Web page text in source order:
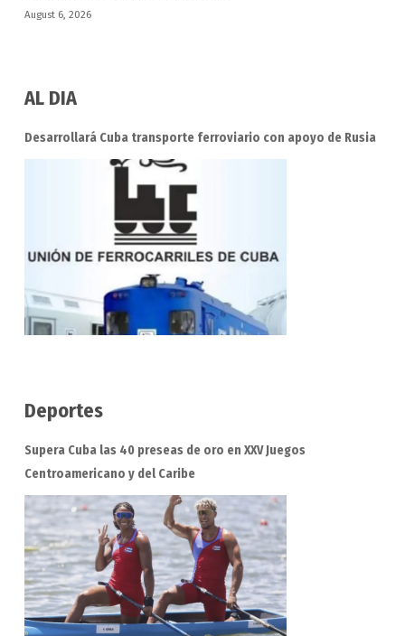
August 6, 2026
AL DIA
Desarrollará Cuba transporte ferroviario con apoyo de Rusia
Deportes
Supera Cuba las 40 preseas de oro en XXV Juegos
Centroamericano y del Caribe